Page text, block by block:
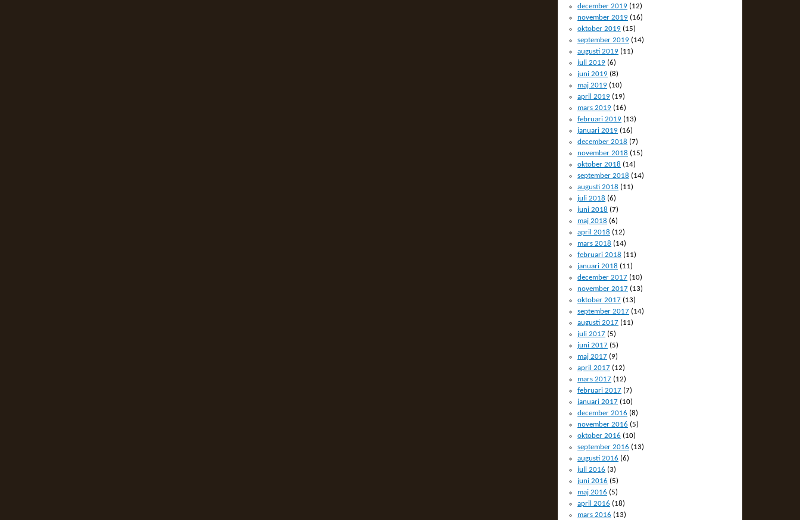
december 2019 (12)
november 2019 (16)
oktober 2019 (15)
september 2019 (14)
augusti 2019 (11)
juli 2019 (6)
juni 2019 (8)
maj 2019 (10)
april 2019 (19)
mars 2019 (16)
februari 2019 (13)
januari 2019 (16)
december 2018 (7)
november 2018 (15)
oktober 2018 (14)
september 2018 (14)
augusti 2018 (11)
juli 2018 (6)
juni 2018 (7)
maj 2018 (6)
april 2018 (12)
mars 2018 (14)
februari 2018 (11)
januari 2018 (11)
december 2017 (10)
november 2017 (13)
oktober 2017 (13)
september 2017 (14)
augusti 2017 (11)
juli 2017 (5)
juni 2017 (5)
maj 2017 (9)
april 2017 (12)
mars 2017 (12)
februari 2017 (7)
januari 2017 (10)
december 2016 (8)
november 2016 (5)
oktober 2016 (10)
september 2016 (13)
augusti 2016 (6)
juli 2016 (3)
juni 2016 (5)
maj 2016 (5)
april 2016 (18)
mars 2016 (13)